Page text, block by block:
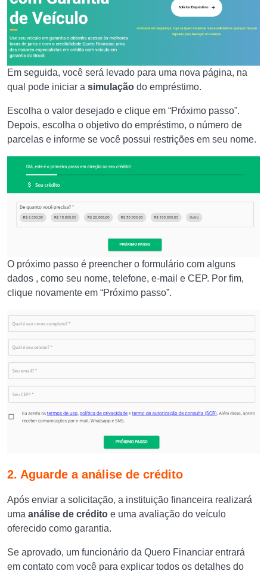
Em seguida, você será levado para uma nova página, na
qual pode iniciar a simulação do empréstimo.
Escolha o valor desejado e clique em “Próximo passo”.
Depois, escolha o objetivo do empréstimo, o número de
parcelas e informe se você possui restrições em seu nome.
O próximo passo é preencher o formulário com alguns
dados , como seu nome, telefone, e-mail e CEP. Por fim,
clique novamente em “Próximo passo”.
2. Aguarde a análise de crédito
Após enviar a solicitação, a instituição financeira realizará
uma análise de crédito e uma avaliação do veículo
oferecido como garantia.
Se aprovado, um funcionário da Quero Financiar entrará
em contato com você para explicar todos os detalhes do